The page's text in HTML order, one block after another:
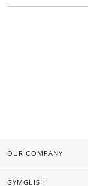
OUR COMPANY
GYMGLISH